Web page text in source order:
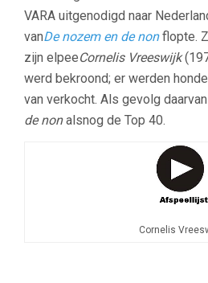
VARA uitgenodigd naar
vanDe nozem en de nonflopte.
zijn elpeeCornelis Vreeswijk
werd bekroond; er werden
van verkocht. Als gevolg
de nonalsnog de Top 40.
Cornelis